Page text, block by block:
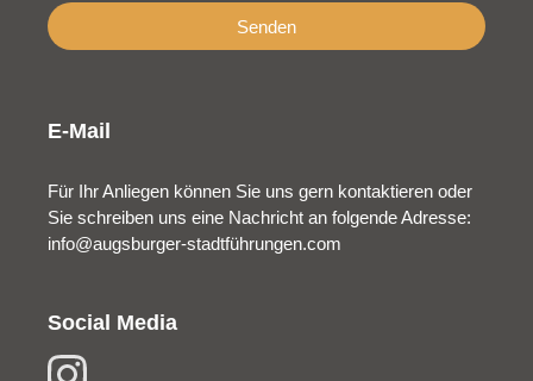
Senden
E-Mail
Für Ihr Anliegen können Sie uns gern kontaktieren oder
Sie schreiben uns eine Nachricht an folgende Adresse:
info@augsburger-stadtführungen.com
Social Media